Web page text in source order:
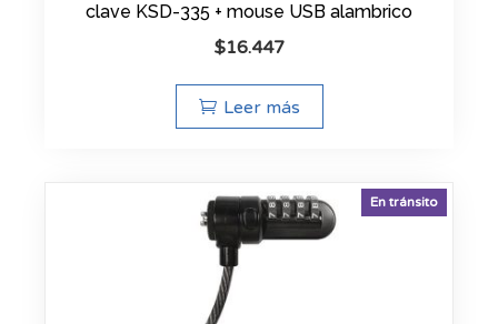
clave KSD-335 + mouse USB alambrico
$16.447
Leer más
En tránsito